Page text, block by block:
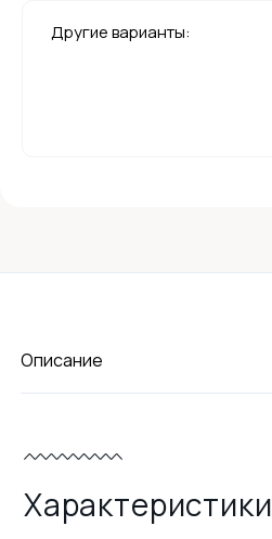
Другие варианты:
Описание
Характеристики